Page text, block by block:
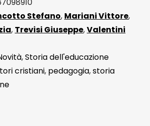
Stefano, Mariani Vittore,
, Trevisi Giuseppe,Valentini
,Storia dell'educazione
cristiani, pedagogia,storia